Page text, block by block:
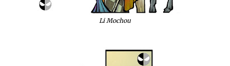
Li Mochou